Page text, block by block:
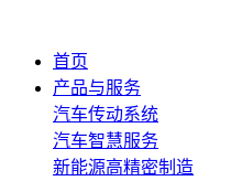
首页
产品与服务
汽车传动系统
汽车智慧服务
新能源高精密制造